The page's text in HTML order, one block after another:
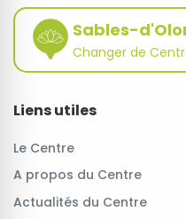
Sables-
Changer de
Liens utiles
Le Centre
A propos du Centre
Actualités du Centre